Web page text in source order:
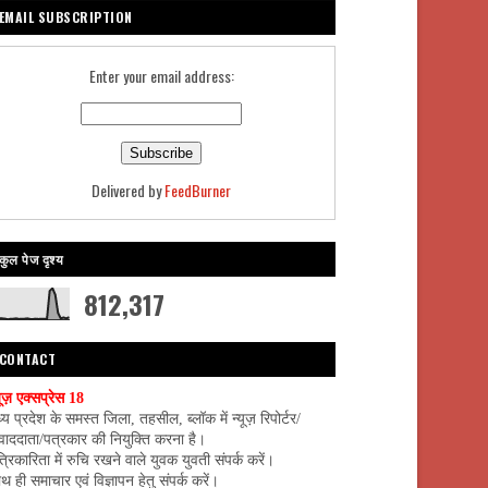
EMAIL SUBSCRIPTION
Enter your email address:
Delivered byFeedBurner
पेज दृश्य
812,317
CONTACT
एक्सप्रेस 18
प्रदेश के समस्त जिला, तहसील, ब्लॉक में न्यूज़ रिपोर्टर/
पत्रकार की नियुक्ति करना है।
में रुचि रखने वाले युवक युवती संपर्क करें।
ही समाचार एवं विज्ञापन हेतु संपर्क करें।